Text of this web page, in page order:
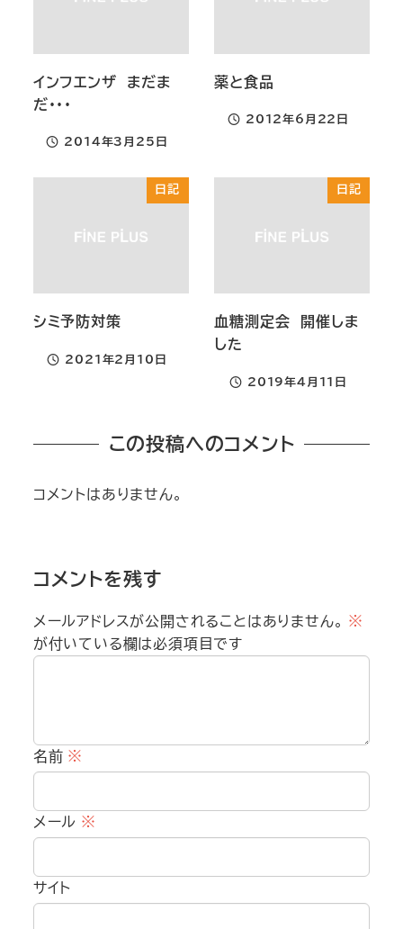
インフエンザ まだま
だ・・・
投稿日
2014年3月25日
薬と食品
投稿日
2012年6月22日
日記
シミ予防対策
投稿日
2021年2月10日
日記
血糖測定会 開催しま
した
投稿日
2019年4月11日
この投稿へのコメント
コメントはありません。
コメントを残す
メールアドレスが公開されることはありません。
※
が付いている欄は必須項目です
名前 ※
メール ※
サイト